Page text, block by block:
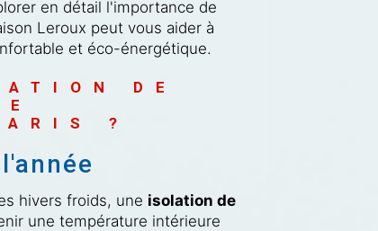
en détail l'importance de
Leroux peut vous aider à
et éco-énergétique.
DE
?
hivers froids, une isolation de
une température intérieure